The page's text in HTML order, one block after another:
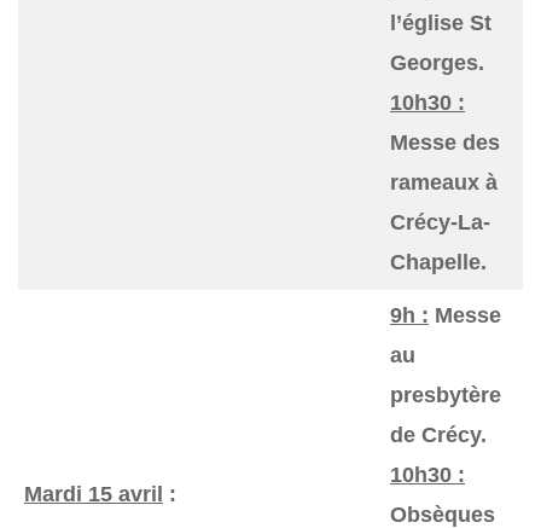
l’église St
Georges.
10h30 :
Messe des
rameaux à
Crécy-La-
Chapelle.
Mardi 15 avril :
9h : Messe
au
presbytère
de Crécy.
10h30 :
Obsèques